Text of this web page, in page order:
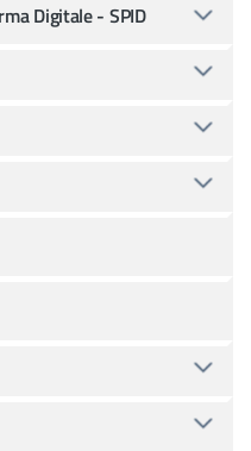
Digitale - SPID